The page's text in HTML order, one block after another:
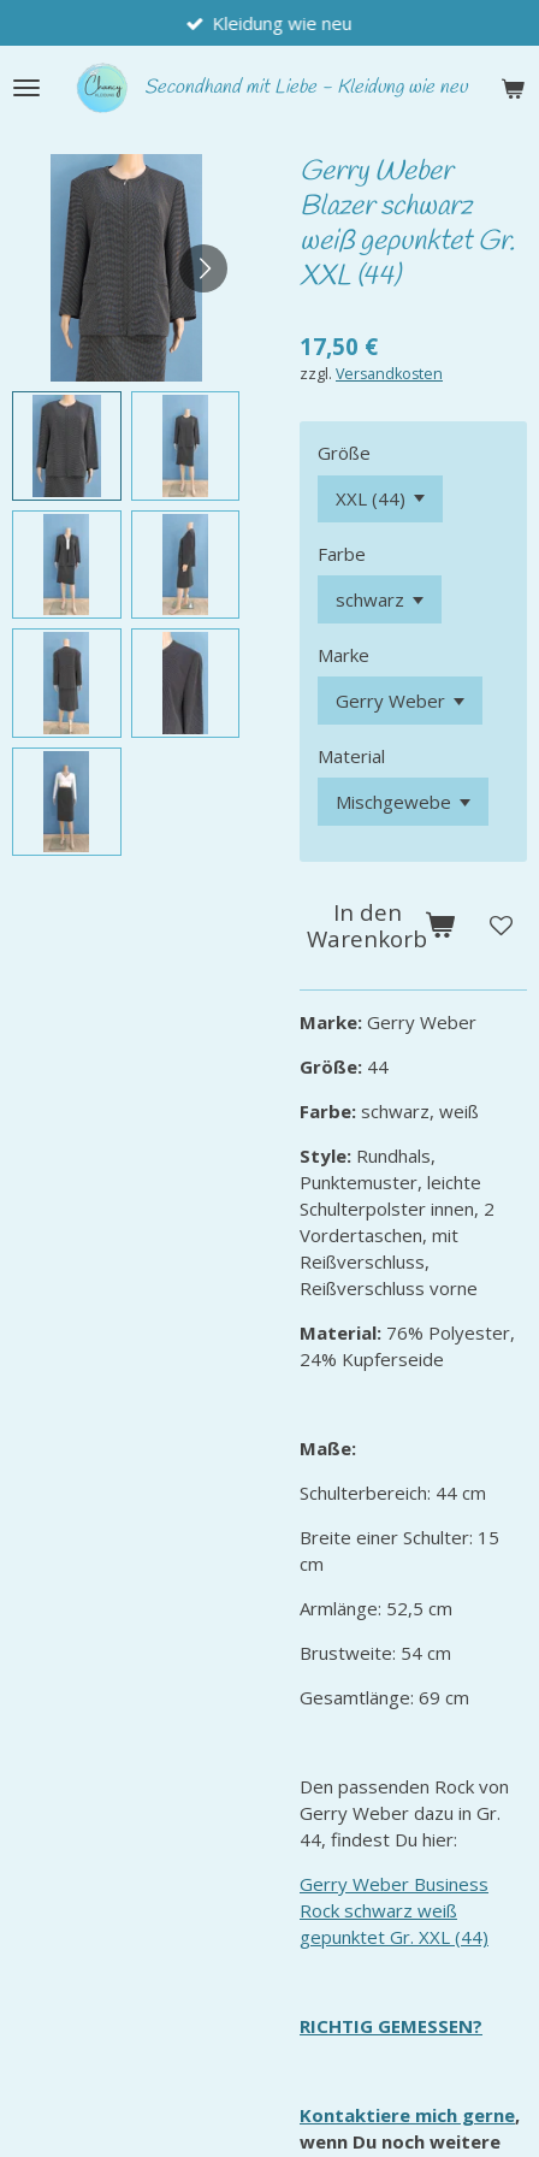
Hauptinhalt
springen
Secondhandmit Liebe - Kleidung wie neu
Kleidung wie neu
Gerry Weber
Blazer schwarz
weiß gepunktet Gr.
XXL (44)
17,50 €
zzgl. Versandkosten
Größe
Farbe
Marke
Material
In den
Warenkorb
Marke: Gerry Weber
Größe: 44
Farbe: schwarz, weiß
Style: Rundhals,
Punktemuster, leichte
Schulterpolster innen, 2
Vordertaschen, mit
Reißverschluss,
Reißverschluss vorne
Material: 76% Polyester,
24% Kupferseide
Maße:
Schulterbereich: 44 cm
Breite einer Schulter: 15
cm
Armlänge: 52,5 cm
Brustweite: 54 cm
Gesamtlänge: 69 cm
Den passenden Rock von
Gerry Weber dazu in Gr.
44, findest Du hier:
Gerry Weber Business
Rock schwarz weiß
gepunktet Gr. XXL (44)
RICHTIG GEMESSEN?
Kontaktiere mich gerne,
wenn Du noch weitere